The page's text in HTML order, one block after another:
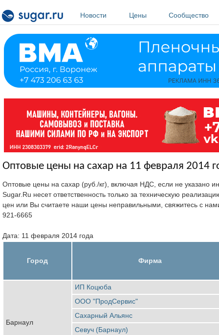
Новости
Цены Сообщество
Оптовые цены на сахар на 11 февраля 2014
Оптовые цены на сахар (руб./кг), включая НДС, если не указано
Sugar.Ru несет ответственность только за техническую
цен или Вы считаете наши цены неправильными, свяжитесь с
921-6665
Дата: 11 февраля 2014 года
Город Фирма
Барнаул
ИП Коцюба
ООО "ПродСервис"
Сахарный Альянс
Севуч (Барнаул)